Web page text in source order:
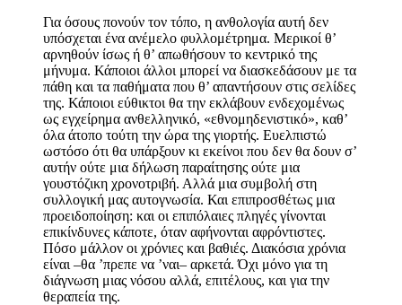
Για όσους πονούν τον τόπο, η ανθολογία αυτή δεν
υπόσχεται ένα ανέμελο φυλλομέτρημα. Μερικοί θ’
αρνηθούν ίσως ή θ’ απωθήσουν το κεντρικό της
μήνυμα. Κάποιοι άλλοι μπορεί να διασκεδάσουν με τα
πάθη και τα παθήματα που θ’ απαντήσουν στις σελίδες
της. Κάποιοι εύθικτοι θα την εκλάβουν ενδεχομένως
ως εγχείρημα ανθελληνικό, «εθνομηδενιστικό», καθ’
όλα άτοπο τούτη την ώρα της γιορτής. Ευελπιστώ
ωστόσο ότι θα υπάρξουν κι εκείνοι που δεν θα δουν σ’
αυτήν ούτε μια δήλωση παραίτησης ούτε μια
γουστόζικη χρονοτριβή. Αλλά μια συμβολή στη
συλλογική μας αυτογνωσία. Και επιπροσθέτως μια
προειδοποίηση: και οι επιπόλαιες πληγές γίνονται
επικίνδυνες κάποτε, όταν αφήνονται αφρόντιστες.
Πόσο μάλλον οι χρόνιες και βαθιές. Διακόσια χρόνια
είναι ‒θα ’πρεπε να ’ναι‒ αρκετά. Όχι μόνο για τη
διάγνωση μιας νόσου αλλά, επιτέλους, και για την
θεραπεία της.